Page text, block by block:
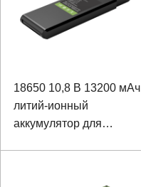
18650 10,8 В 13200 мАч
литий-ионный
аккумулятор для